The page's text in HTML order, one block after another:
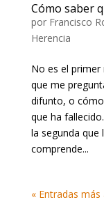
Cómo saber
por Francisco
Herencia
No es el
que me
difunto, o
que ha
la segunda que
comprende...
« Entradas más